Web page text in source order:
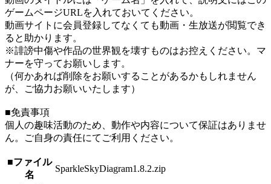
ゲームページURLを入れておいてください。
動画サイトに会員登録してなくても動画・生放送が閲覧でき
ると助かります。
※誹謗中傷や作品の世界観を壊すものはお控えください。マ
ナーを守ってお願いします。
（何かあれば削除をお願いすることがあるかもしれません
が、ご協力お願いいたします）
■免責事項
個人の趣味活動のため、動作や内容について保証はありませ
ん。ご自身の責任にてご利用ください。
■ファイル
名
SparkleSkyDiagram1.8.2.zip